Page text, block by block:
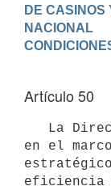
DE CASINOS
NACIONAL
Artículo 50
en el
eficiencia